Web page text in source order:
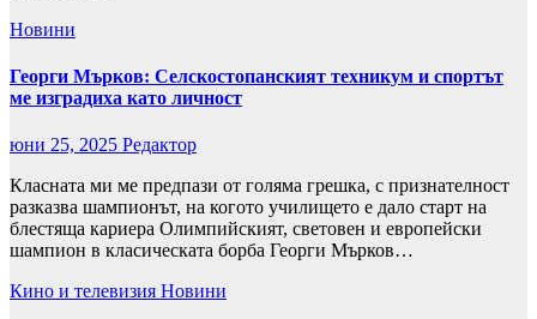
Новини
Георги Мърков: Селскостопанският техникум и спортът
ме изградиха като личност
юни 25, 2025 Редактор
Класната ми ме предпази от голяма грешка, с признателност
разказва шампионът, на когото училището е дало старт на
блестяща кариера Олимпийският, световен и европейски
шампион в класическата борба Георги Мърков…
Кино и телевизия Новини